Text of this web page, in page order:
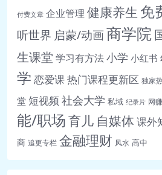
付费文章 企业管理 健康养生 免
听世界 启蒙/动画商学院
生课堂 学习有方法小学 小红书
学 恋爱课热门课程更新区 独家
堂 短视频 社会大学 私域 纪录片 网
能/职场育儿 自媒体 课外
商 追更专栏 金融理财 风水 高中